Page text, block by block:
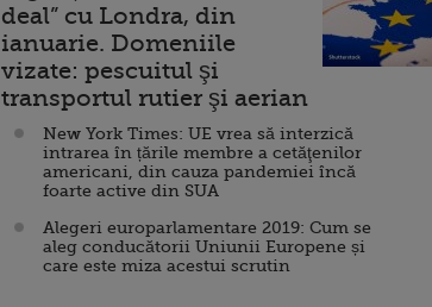
deal” cu Londra, din
ianuarie. Domeniile
vizate: pescuitul şi
transportul rutier şi aerian
New York Times: UE vrea să interzică
intrarea în țările membre a cetăţenilor
americani, din cauza pandemiei încă
foarte active din SUA
Alegeri europarlamentare 2019: Cum se
aleg conducătorii Uniunii Europene și
care este miza acestui scrutin